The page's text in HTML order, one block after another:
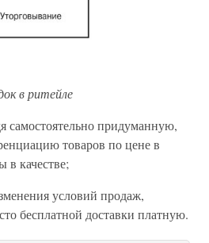
в ритейле
самостоятельно придуманную,
товаров по цене в
в качестве;
условий продаж,
бесплатной доставки платную.